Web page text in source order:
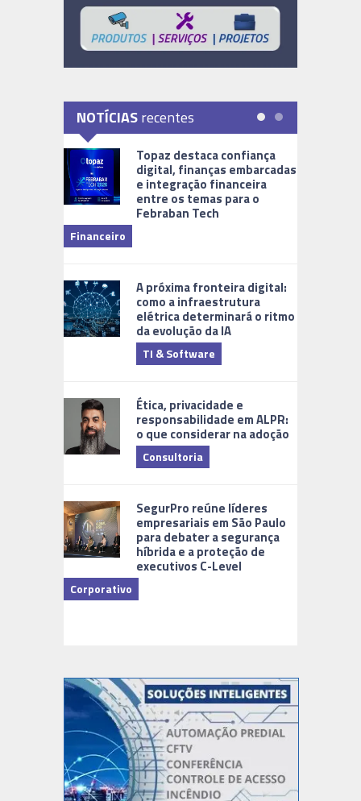
NOTÍCIASrecentes
Topaz destaca confiança
digital, finanças embarcadas
e integração financeira
entre os temas para o
Febraban Tech
Financeiro
A próxima fronteira digital:
como a infraestrutura
elétrica determinará o ritmo
da evolução da IA
TI & Software
Ética, privacidade e
responsabilidade em ALPR:
o que considerar na adoção
Consultoria
SegurPro reúne líderes
empresariais em São Paulo
para debater a segurança
híbrida e a proteção de
executivos C-Level
Corporativo